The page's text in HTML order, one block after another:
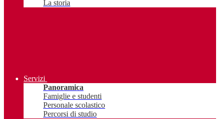
La storia
Servizi
Panoramica
Famiglie e studenti
Personale scolastico
Percorsi di studio